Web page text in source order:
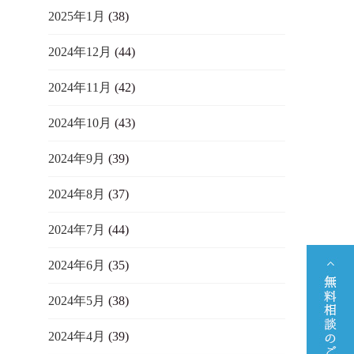
2025年1月 (38)
2024年12月 (44)
2024年11月 (42)
2024年10月 (43)
2024年9月 (39)
2024年8月 (37)
2024年7月 (44)
2024年6月 (35)
2024年5月 (38)
2024年4月 (39)